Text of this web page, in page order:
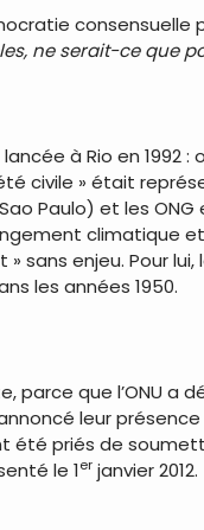
consensuelle
ne serait-ce que
à Rio en 1992
civile » était
Paulo) et les
climatique
sans enjeu. Pour
les années 1950.
parce que l’ONU
leur
été priés de
le 1er janvier 2012.